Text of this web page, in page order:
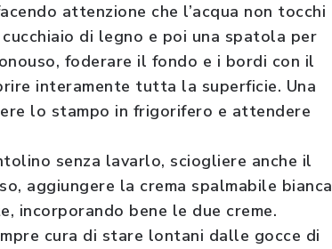
attenzione che l’acqua non tocchi
di legno e poi una spatola per
foderare il fondo e i bordi con il
interamente tutta la superficie. Una
lo stampo in frigorifero e attendere
senza lavarlo, sciogliere anche il
aggiungere la crema spalmabile bianca
incorporando bene le due creme.
cura di stare lontani dalle gocce di